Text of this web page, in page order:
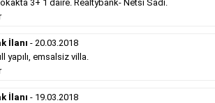
teşekkür ilanı vb. ilan türleri
3+ 1 daire. Realtybank- Netsi Sadi.
İlanı - 20.03.2018
yapılı, emsalsiz villa.
İlanı - 19.03.2018